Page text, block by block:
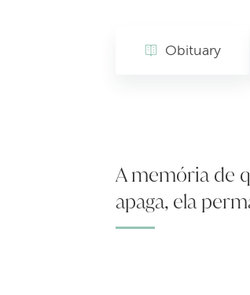
Obituary
A memória de
apaga, ela